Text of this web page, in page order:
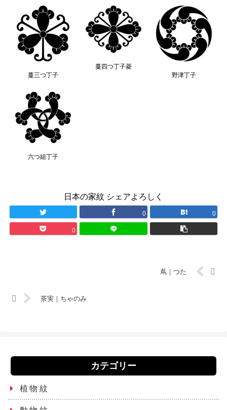
蔓三つ丁子
蔓四つ丁子菱
野津丁子
六つ組丁子
日本の家紋 シェアよろしく
0 0
0
蔦｜つた
茶実｜ちゃのみ
カテゴリー
植物紋